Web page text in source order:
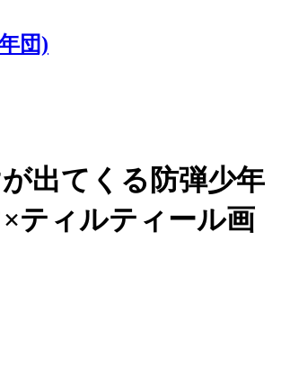
団)
出てくる防弾少年
ティルティール画